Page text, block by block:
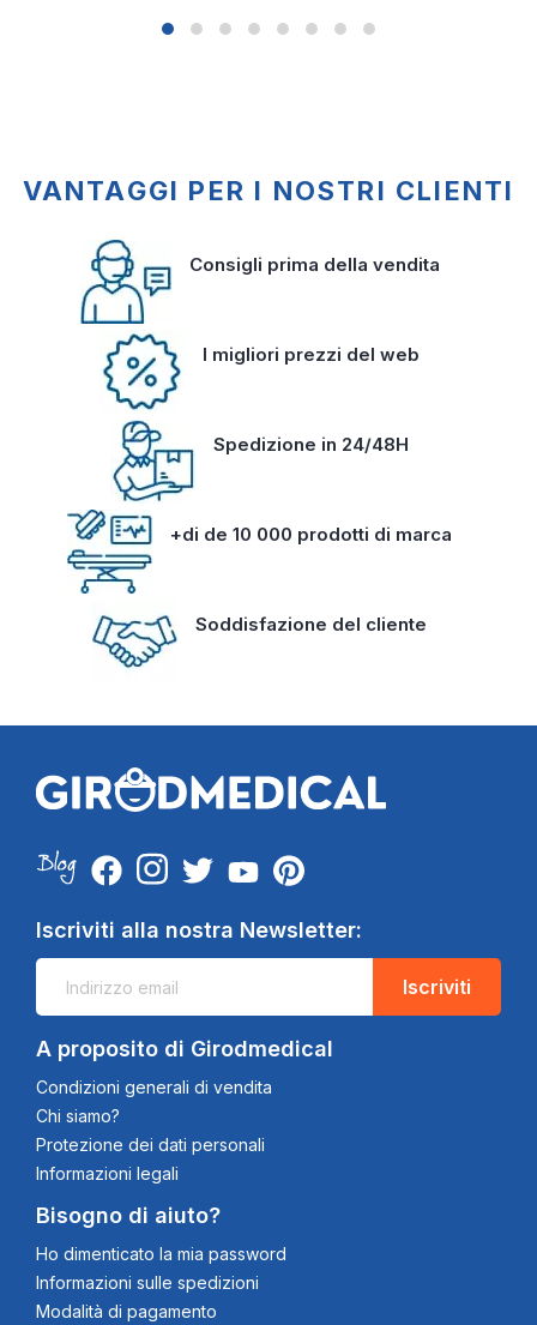
VANTAGGI PER I NOSTRI CLIENTI
Consigli prima della vendita
I migliori prezzi del web
Spedizione in 24/48H
+di de 10 000 prodotti di marca
Soddisfazione del cliente
Iscriviti alla nostra Newsletter:
Iscriviti
A proposito di Girodmedical
Condizioni generali di vendita
Chi siamo?
Protezione dei dati personali
Informazioni legali
Bisogno di aiuto?
Ho dimenticato la mia password
Informazioni sulle spedizioni
Modalità di pagamento